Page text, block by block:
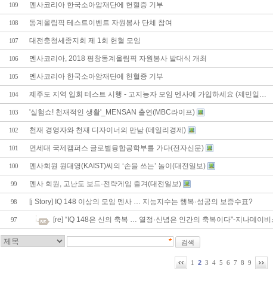
109 멘사코리아 한국소아암재단에 헌혈증 기부
108 동계올림픽 테스트이벤트 자원봉사 단체 참여
107 대전충청세종지회 제 1회 헌혈 모임
106 멘사코리아, 2018 평창동계올림픽 자원봉사 발대식 개최
105 멘사코리아 한국소아암재단에 헌혈증 기부
104 제주도 지역 입회 테스트 시행 - 고지능자 모임 멘사에 가입하세요 (제민일…
103 '실험쇼! 천재적인 생활'_MENSAN 출연(MBC라이프)
102 천재 경영자와 천재 디자이너의 만남 (데일리경제)
101 연세대 국제캠퍼스 글로벌융합공학부를 가다(전자신문)
100 멘사회원 원대영(KAIST)씨의 ‘손을 쓰는’ 놀이(대전일보)
99 멘사 회원, 고난도 보드·전략게임 즐겨(대전일보)
98 [j Story] IQ 148 이상의 모임 멘사 … 지능지수는 행복·성공의 보증수표?
97 [re] “IQ 148은 신의 축복 … 열정·신념은 인간의 축복이다"-지나데이비
1 2 3 4 5 6 7 8 9